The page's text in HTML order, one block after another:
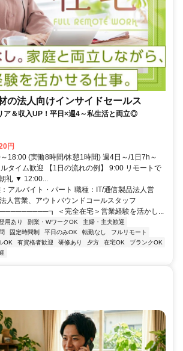
法人向けインサイドセールス
ア＆収入UP！平日×週4～私生活と両立◎
円
18:00 (実働8時間/休憩1時間) 週4日～/1日7h～
タイム歓迎 【1日の流れの例】 9:00 リモートで
礼 ▼ 12:00...
アルバイト・パート 職種：IT/通信製品法人営
人営業、アウトバウンドコールスタッフ
＜完全在宅＞営業経験を活かし...
用あり 副業・WワークOK
主婦・主夫歓迎
固定時間制 平日のみOK 転勤なし
フルリモート
OK 有資格者歓迎 研修あり 夕方 在宅OK
ブランクOK